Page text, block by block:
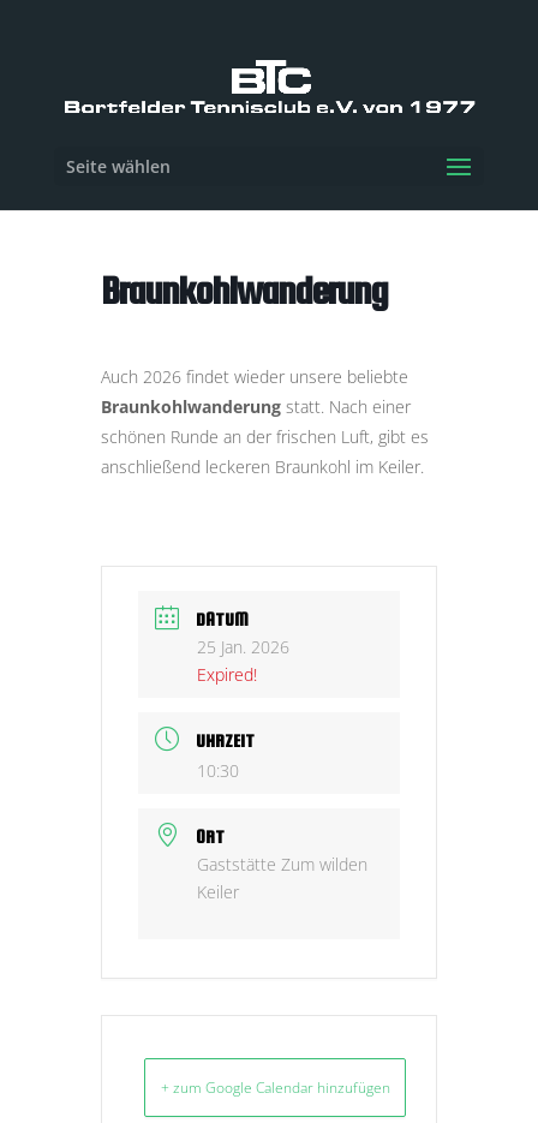
Seite wählen
Braunkohlwanderung
Auch 2026 findet wieder unsere beliebte
Braunkohlwanderung statt. Nach einer
schönen Runde an der frischen Luft, gibt es
anschließend leckeren Braunkohl im Keiler.
DATUM
25 Jan. 2026
Expired!
UHRZEIT
10:30
ORT
Gaststätte Zum wilden
Keiler
+ zum Google Calendar hinzufügen